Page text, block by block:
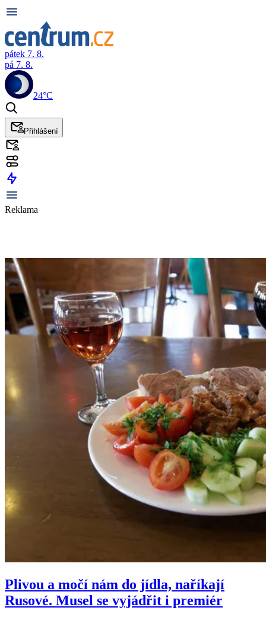
pátek 7. 8.
pá 7. 8.
24°C
Přihlášení
Reklama
Plivou a močí nám do jídla, naříkají
Rusové. Musel se vyjádřit i premiér